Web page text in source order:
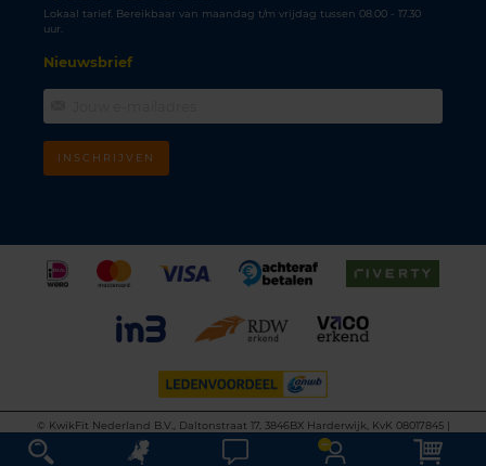
Lokaal tarief. Bereikbaar van maandag t/m vrijdag tussen 08.00 - 17.30
uur.
Nieuwsbrief
INSCHRIJVEN
©
KwikFit Nederland B.V., Daltonstraat 17, 3846BX Harderwijk, KvK 08017845 |
Algemene voorwaarden
Privacyverklaring Cookiebeleid
Disclaimer
This site is protected by reCAPTCHA and the Google
Privacy Policy
Terms of